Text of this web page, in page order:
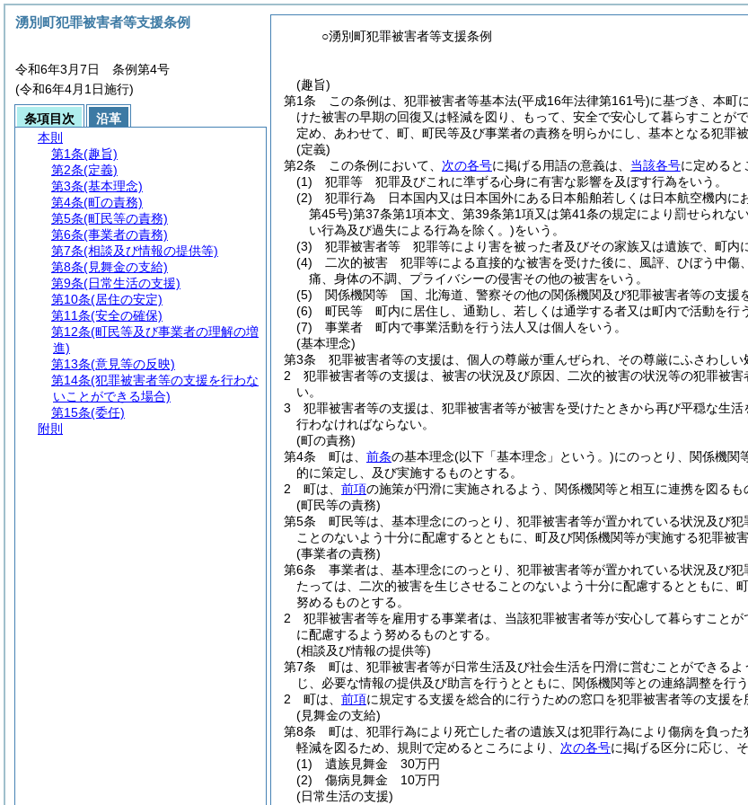
○湧別町犯罪被害者等支援条例
(趣旨)
第1条
この条例は、犯罪被害者等基本法(平成16年法律第161号)に基づき、本町
けた被害の早期の回復又は軽減を図り、もって、安全で安心して暮らすこと
定め、あわせて、町、町民等及び事業者の責務を明らかにし、基本となる犯罪
(定義)
第2条
この条例において、 次の各号に掲げる用語の意義は、 当該各号に定めると
(1)
犯罪等 犯罪及びこれに準ずる心身に有害な影響を及ぼす行為をいう。
(2)
犯罪行為 日本国内又は日本国外にある日本船舶若しくは日本航空機内に
第45号)第37条第1項本文、第39条第1項又は第41条の規定により罰せられな
い行為及び過失による行為を除く。)をいう。
(3)
犯罪被害者等 犯罪等により害を被った者及びその家族又は遺族で、町内
(4)
二次的被害 犯罪等による直接的な被害を受けた後に、風評、ひぼう中
痛、身体の不調、プライバシーの侵害その他の被害をいう。
(5)
関係機関等 国、北海道、警察その他の関係機関及び犯罪被害者等の支援
(6)
町民等 町内に居住し、通勤し、若しくは通学する者又は町内で活動を行
(7)
事業者 町内で事業活動を行う法人又は個人をいう。
(基本理念)
第3条
犯罪被害者等の支援は、個人の尊厳が重んぜられ、その尊厳にふさわし
2
犯罪被害者等の支援は、被害の状況及び原因、二次的被害の状況等の犯罪被
い。
3
犯罪被害者等の支援は、犯罪被害者等が被害を受けたときから再び平穏な生
行わなければならない。
(町の責務)
第4条
町は、 前条の基本理念(以下「基本理念」という。)にのっとり、関係機関
的に策定し、及び実施するものとする。
2
町は、 前項の施策が円滑に実施されるよう、関係機関等と相互に連携を図るも
(町民等の責務)
第5条
町民等は、基本理念にのっとり、犯罪被害者等が置かれている状況及び
ことのないよう十分に配慮するとともに、町及び関係機関等が実施する犯罪被
(事業者の責務)
第6条
事業者は、基本理念にのっとり、犯罪被害者等が置かれている状況及び
たっては、二次的被害を生じさせることのないよう十分に配慮するとともに
努めるものとする。
2
犯罪被害者等を雇用する事業者は、当該犯罪被害者等が安心して暮らすこと
に配慮するよう努めるものとする。
(相談及び情報の提供等)
第7条
町は、犯罪被害者等が日常生活及び社会生活を円滑に営むことができる
じ、必要な情報の提供及び助言を行うとともに、関係機関等との連絡調整を行う
2
町は、 前項に規定する支援を総合的に行うための窓口を犯罪被害者等の支援を
(見舞金の支給)
第8条
町は、犯罪行為により死亡した者の遺族又は犯罪行為により傷病を負っ
軽減を図るため、規則で定めるところにより、 次の各号に掲げる区分に応じ、
(1)
遺族見舞金 30万円
(2)
傷病見舞金 10万円
(日常生活の支援)
湧別町犯罪被害者等支援条例
令和6年3月7日 条例第4号
(令和6年4月1日施行)
条項目次
沿革
本則
第1条(趣旨)
第2条(定義)
第3条(基本理念)
第4条(町の責務)
第5条(町民等の責務)
第6条(事業者の責務)
第7条(相談及び情報の提供等)
第8条(見舞金の支給)
第9条(日常生活の支援)
第10条(居住の安定)
第11条(安全の確保)
第12条(町民等及び事業者の理解の増
進)
第13条(意見等の反映)
第14条(犯罪被害者等の支援を行わな
いことができる場合)
第15条(委任)
附則